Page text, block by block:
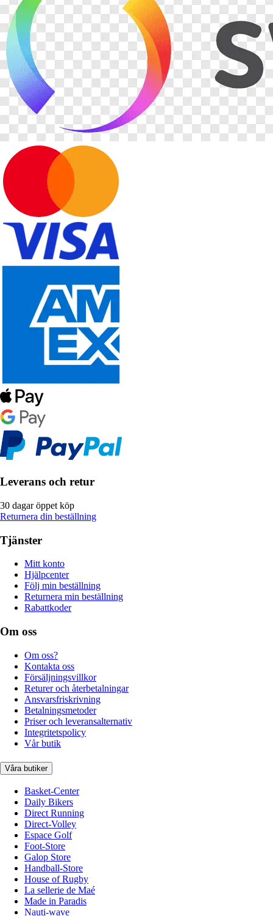
Leverans och retur
30 dagar öppet köp
Returnera din beställning
Tjänster
Mitt konto
Hjälpcenter
Följ min beställning
Returnera min beställning
Rabattkoder
Om oss
Om oss?
Kontakta oss
Försäljningsvillkor
Returer och återbetalningar
Ansvarsfriskrivning
Betalningsmetoder
Priser och leveransalternativ
Integritetspolicy
Vår butik
Våra butiker
Basket-Center
Daily Bikers
Direct Running
Direct-Volley
Espace Golf
Foot-Store
Galop Store
Handball-Store
House of Rugby
La sellerie de Maé
Made in Paradis
Nauti-wave